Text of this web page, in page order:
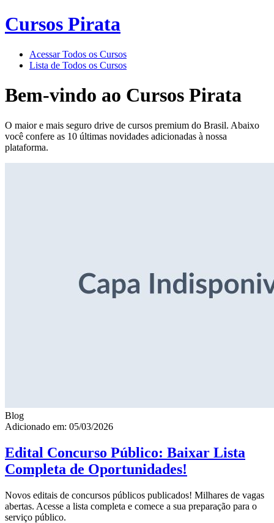
Cursos Pirata
Acessar Todos os Cursos
Lista de Todos os Cursos
Bem-vindo ao Cursos Pirata
O maior e mais seguro drive de cursos premium do Brasil. Abaixo
você confere as 10 últimas novidades adicionadas à nossa
plataforma.
Blog
Adicionado em: 05/03/2026
Edital Concurso Público: Baixar Lista
Completa de Oportunidades!
Novos editais de concursos públicos publicados! Milhares de vagas
abertas. Acesse a lista completa e comece a sua preparação para o
serviço público.